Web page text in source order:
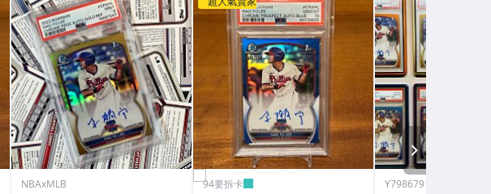
NBAxMLB 94要拆卡 Y7986791289